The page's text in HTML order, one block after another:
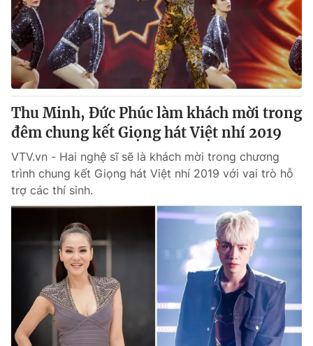
Sản phẩm
Thị trường
Tư vấn
Lịch phát sóng
Chuyên mục khác
Emagazine Podcast
Photo Infographic
Video
VTV Money VTV Thể thao
VTV Sức khoẻ Bất động sản
Thị trường 24h Tấm lòng Việt
Thu Minh, Đức Phúc làm khách mời trong
đêm chung kết Giọng hát Việt nhí 2019
VTV.vn - Hai nghệ sĩ sẽ là khách mời trong chương
trình chung kết Giọng hát Việt nhí 2019 với vai trò hỗ
trợ các thí sinh.